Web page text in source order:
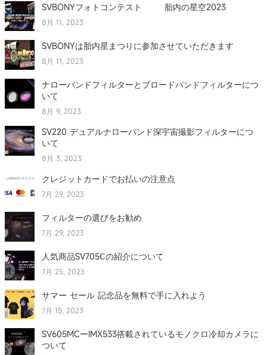
SVBONYフォトコンテスト 胎内の星空2023
8月 11, 2023
SVBONYは胎内星まつりに参加させていただきます
8月 11, 2023
ナローバンドフィルターとブロードバンドフィルターにつ
いて
8月 9, 2023
SV220 デュアルナローバンド深宇宙撮影フィルターにつ
いて
8月 3, 2023
クレジットカードでお払いの注意点
7月 29, 2023
フィルターの選びをお勧め
7月 29, 2023
人気商品SV705Ⅽの紹介について
7月 25, 2023
サマー セール 記念品を無料で手に入れよう
7月 15, 2023
SV605MCーIMX533搭載されているモノクロ冷却カメラに
ついて